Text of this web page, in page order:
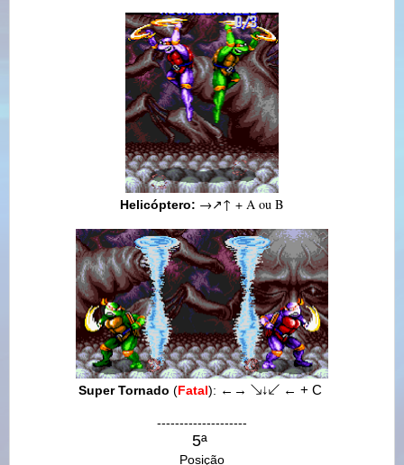
Helicóptero: →↗↑ + A ou B
Super Tornado (Fatal): ← → ↘↓↙ ← + C
--------------------
5ª
Posição